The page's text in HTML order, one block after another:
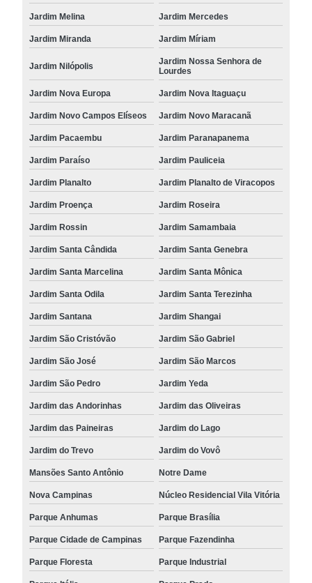
Jardim Melina Jardim Mercedes
Jardim Miranda Jardim Míriam
Jardim Nilópolis
Jardim Nossa Senhora de
Lourdes
Jardim Nova Europa Jardim Nova Itaguaçu
Jardim Novo Campos Elíseos Jardim Novo Maracanã
Jardim Pacaembu Jardim Paranapanema
Jardim Paraíso Jardim Pauliceia
Jardim Planalto Jardim Planalto de Viracopos
Jardim Proença Jardim Roseira
Jardim Rossin Jardim Samambaia
Jardim Santa Cândida Jardim Santa Genebra
Jardim Santa Marcelina Jardim Santa Mônica
Jardim Santa Odila Jardim Santa Terezinha
Jardim Santana Jardim Shangai
Jardim São Cristóvão Jardim São Gabriel
Jardim São José Jardim São Marcos
Jardim São Pedro Jardim Yeda
Jardim das Andorinhas Jardim das Oliveiras
Jardim das Paineiras Jardim do Lago
Jardim do Trevo Jardim do Vovô
Mansões Santo Antônio Notre Dame
Nova Campinas Núcleo Residencial Vila Vitória
Parque Anhumas Parque Brasília
Parque Cidade de Campinas Parque Fazendinha
Parque Floresta Parque Industrial